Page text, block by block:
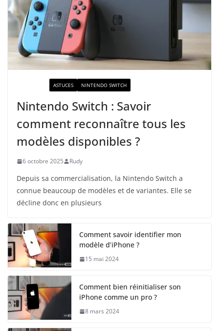
ASTUCES NINTENDO SWITCH
Nintendo Switch : Savoir
comment reconnaître tous les
modèles disponibles ?
6 octobre 2025 Rudy
Depuis sa commercialisation, la Nintendo Switch a
connue beaucoup de modèles et de variantes. Elle se
décline donc en plusieurs
Comment savoir identifier mon
modèle d’iPhone ?
15 mai 2024
Comment bien réinitialiser son
iPhone comme un pro ?
8 mars 2024